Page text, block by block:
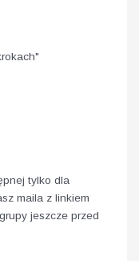
tylko dla
maila z linkiem
jeszcze przed